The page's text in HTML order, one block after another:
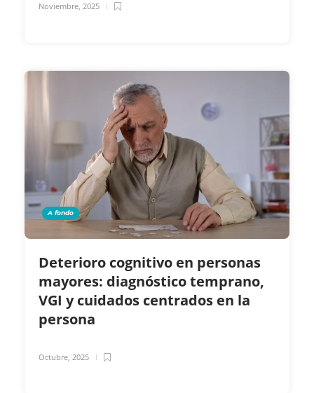
Noviembre, 2025
A fondo
Deterioro cognitivo en personas
mayores: diagnóstico temprano,
VGI y cuidados centrados en la
persona
Octubre, 2025